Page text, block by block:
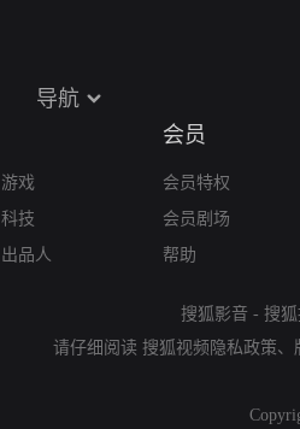
导航
游戏
科技
出品人
会员
会员特权
会员剧场
帮助
搜狐影音 - 搜
请仔细阅读 搜狐视频隐私政策、